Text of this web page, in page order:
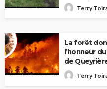
Terry
La forêt
l’honneur
de
Terry